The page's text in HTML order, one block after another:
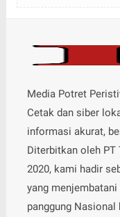
Media Potret
Cetak dan siber
informasi akurat,
Diterbitkan oleh PT
2020, kami hadir
yang
panggung